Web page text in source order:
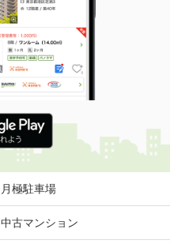
月極駐車場
中古マンション